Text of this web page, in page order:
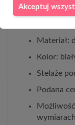
Materiał:
Kolor:
Stelaże
Podana
Akceptuj